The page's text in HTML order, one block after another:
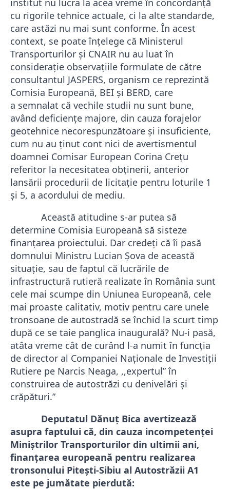
institut nu lucra la acea vremeîn concordanţă
cu rigorile tehnice actuale, ci la alte standarde,
care astăzi nu mai sunt conforme. În acest
context, se poate înțelege că Ministerul
Transporturilor și CNAIR nu au luat în
considerație observațiile formulate de către
consultantul JASPERS, organism ce reprezintă
Comisia Europeană, BEI și BERD, care
a semnalat că vechile studii nu sunt bune,
având deficienţe majore, din cauza forajelor
geotehnice necorespunzătoare şi insuficiente,
cum nu au ținut cont nici de avertismentul
doamnei Comisar European Corina Crețu
referitor la necesitatea obținerii, anterior
lansării procedurii de licitație pentru loturile 1
și 5, a acordului de mediu.
Această atitudine s-ar putea să
determine Comisia Europeană să sisteze
finanţarea proiectului. Dar credeţi că îi pasă
domnului Ministru Lucian Şova de această
situație, sau de faptul că lucrările de
infrastructură rutieră realizate în România sunt
cele mai scumpe din Uniunea Europeană, cele
mai proaste calitativ, motiv pentru care unele
tronsoane de autostradă se închid la scurt timp
după ce se taie panglica inaugurală? Nu-i pasă,
atâta vreme cât de curând l-a numit în funcţia
de director al Companiei Naționale de Investiții
Rutiere pe Narcis Neaga, ,,expertul” în
construirea de autostrăzi cu denivelări şi
crăpături.”
Deputatul Dănuţ Bica avertizează
asupra faptului că, din cauza incompetenţei
Miniştrilor Transporturilor din ultimii ani,
finanţarea europeană pentru realizarea
tronsonului Piteşti-Sibiu al Autostrăzii A1
este pe jumătate pierdută: